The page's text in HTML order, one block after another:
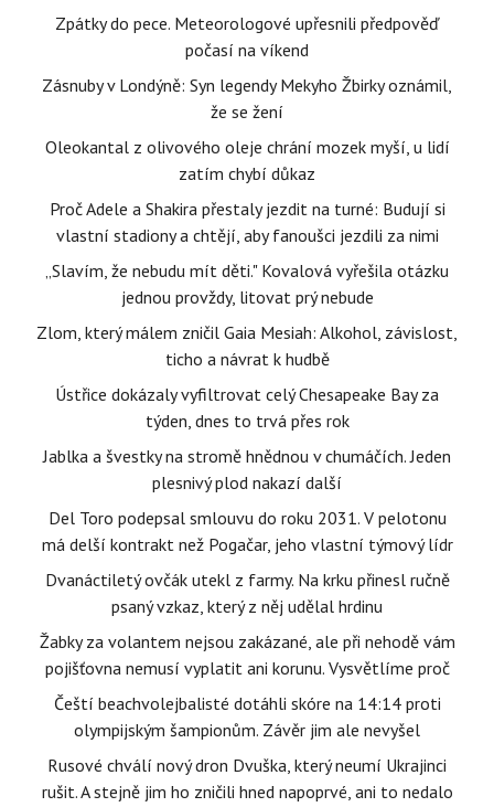
Zpátky do pece. Meteorologové upřesnili předpověď
počasí na víkend
Zásnuby v Londýně: Syn legendy Mekyho Žbirky oznámil,
že se žení
Oleokantal z olivového oleje chrání mozek myší, u lidí
zatím chybí důkaz
Proč Adele a Shakira přestaly jezdit na turné: Budují si
vlastní stadiony a chtějí, aby fanoušci jezdili za nimi
„Slavím, že nebudu mít děti." Kovalová vyřešila otázku
jednou provždy, litovat prý nebude
Zlom, který málem zničil Gaia Mesiah: Alkohol, závislost,
ticho a návrat k hudbě
Ústřice dokázaly vyfiltrovat celý Chesapeake Bay za
týden, dnes to trvá přes rok
Jablka a švestky na stromě hnědnou v chumáčích. Jeden
plesnivý plod nakazí další
Del Toro podepsal smlouvu do roku 2031. V pelotonu
má delší kontrakt než Pogačar, jeho vlastní týmový lídr
Dvanáctiletý ovčák utekl z farmy. Na krku přinesl ručně
psaný vzkaz, který z něj udělal hrdinu
Žabky za volantem nejsou zakázané, ale při nehodě vám
pojišťovna nemusí vyplatit ani korunu. Vysvětlíme proč
Čeští beachvolejbalisté dotáhli skóre na 14:14 proti
olympijským šampionům. Závěr jim ale nevyšel
Rusové chválí nový dron Dvuška, který neumí Ukrajinci
rušit. A stejně jim ho zničili hned napoprvé, ani to nedalo